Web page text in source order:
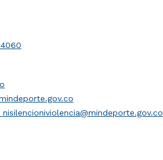
nisilencioniviolencia@mindeporte.gov.co